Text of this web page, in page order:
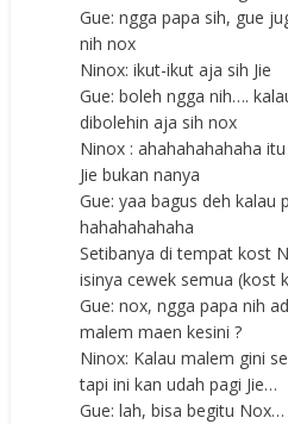
Gue: ngga papa sih, gue
nih nox
Ninox: ikut-ikut aja sih Jie
Gue: boleh ngga nih….
dibolehin aja sih nox
Ninox : ahahahahahaha
Jie bukan nanya
Gue: yaa bagus deh kalau
hahahahahaha
Setibanya di tempat kost
isinya cewek semua (kost
Gue: nox, ngga papa nih
malem maen kesini ?
Ninox: Kalau malem gini
tapi ini kan udah pagi Jie…
Gue: lah, bisa begitu